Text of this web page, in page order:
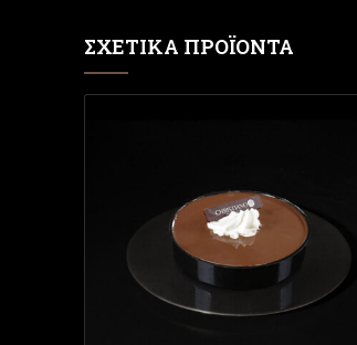
ΣΧΕΤΙΚΆ ΠΡΟΪΌΝΤΑ